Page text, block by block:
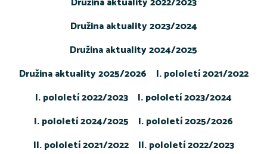
Družina aktuality 2023/2024
Družina aktuality 2024/2025
Družina aktuality 2025/2026
I. pololetí 2021/2022
I. pololetí 2022/2023
I. pololetí 2023/2024
I. pololetí 2024/2025
I. pololetí 2025/2026
II. pololetí 2021/2022
II. pololetí 2022/2023